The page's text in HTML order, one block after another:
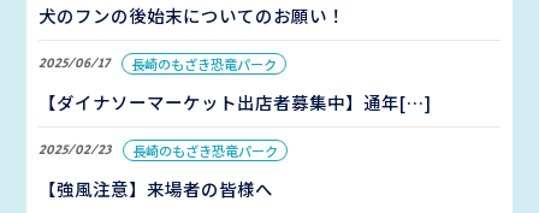
犬のフンの後始末についてのお願い！
2025/06/17 長崎のもざき恐竜パーク
【ダイナソーマーケット出店者募集中】通年[…]
2025/02/23 長崎のもざき恐竜パーク
【強風注意】来場者の皆様へ